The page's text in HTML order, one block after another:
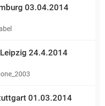
03.04.2014
24.4.2014
01.03.2014